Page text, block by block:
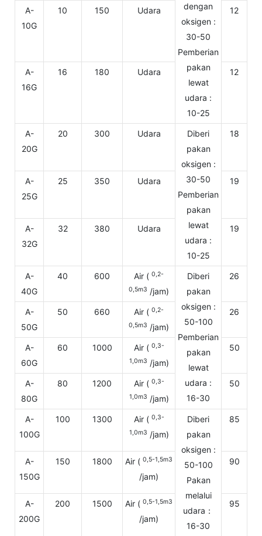
dengan
oksigen :
30-50
Pemberian
pakan
lewat
udara :
10-25
A-
10G
10 150 Udara 12
A-
16G
16 180 Udara 12
A-
20G
20 300 Udara
Diberi
pakan
oksigen :
30-50
Pemberian
pakan
lewat
udara :
10-25
18
A-
25G
25 350 Udara 19
A-
32G
32 380 Udara 19
A-
40G
40 600 Air ( 0,2-
0,5m3 /jam)
Diberi
pakan
oksigen :
50-100
Pemberian
pakan
lewat
udara :
16-30
26
A-
50G
50 660 Air ( 0,2-
0,5m3 /jam)
26
A-
60G
60 1000 Air ( 0,3-
1,0m3 /jam)
50
A-
80G
80 1200 Air ( 0,3-
1,0m3 /jam)
50
A-
100G
100 1300 Air ( 0,3-
1,0m3 /jam)
Diberi
pakan
oksigen :
50-100
Pakan
melalui
udara：
16-30
85
A-
150G
150 1800 Air ( 0,5-1,5m3
/jam)
90
A-
200G
200 1500 Air ( 0,5-1,5m3
/jam)
95